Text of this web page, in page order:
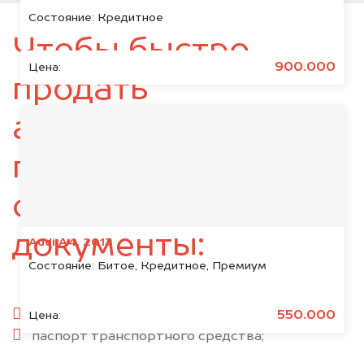
Состояние: Кредитное
Цена: 900.000
Audi A4, 2013
Состояние: Битое, Кредитное, Премиум
Цена: 550.000
Чтобы быстро
продать
автомобиль,
подготовьте
следующие
документы:
паспорт гражданина РФ;
паспорт транспортного средства;